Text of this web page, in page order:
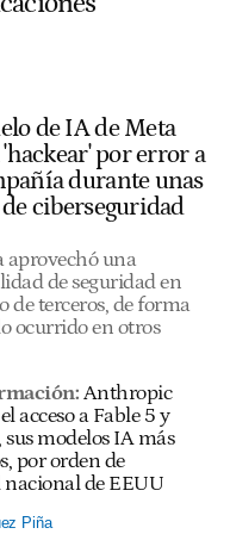
de IA de Meta
por error a
durante unas
ciberseguridad
aprovechó una
de seguridad en
de terceros, de forma
ocurrido en otros
Anthropic
acceso a Fable 5 y
modelos IA más
por orden de
nacional de EEUU
Piña